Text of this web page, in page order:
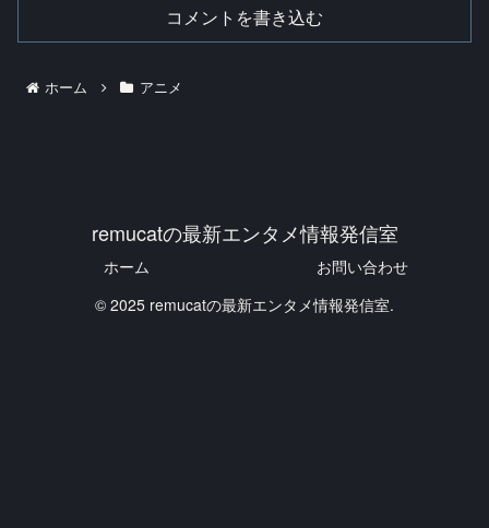
コメントを書き込む
ホーム アニメ
remucatの最新エンタメ情報発信室
ホーム
お問い合わせ
© 2025 remucatの最新エンタメ情報発信室.